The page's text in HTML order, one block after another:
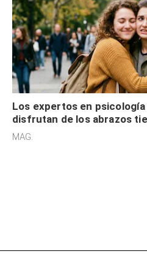
Los expertos en
disfrutan de los abrazos
sensibilidad a los
MAG.